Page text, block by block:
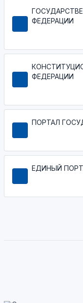
ФЕДЕРАЦИИ
ФЕДЕРАЦИИ
ПОРТАЛ
ЕДИНЫЙ